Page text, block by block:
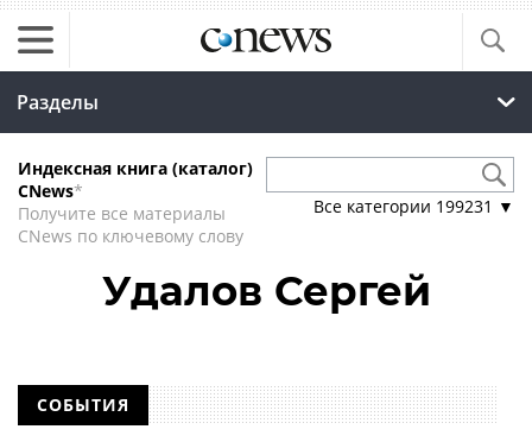
Разделы
Индексная книга (каталог)
CNews*
Получите все материалы
CNews по ключевому слову
Все категории 199231 ▼
Удалов Сергей
СОБЫТИЯ